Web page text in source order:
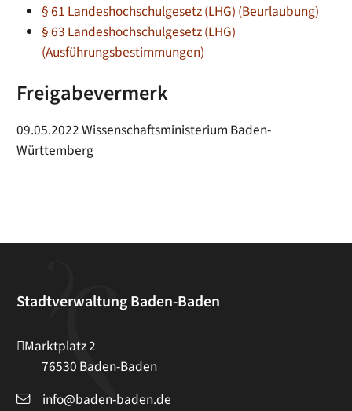
§ 61 Landeshochschulgesetz (LHG) (Beurlaubung)
§ 63 Landeshochschulgesetz (LHG)
(Ausführungsbestimmungen)
Freigabevermerk
09.05.2022 Wissenschaftsministerium Baden-
Württemberg
Stadtverwaltung Baden-Baden
Marktplatz 2
76530 Baden-Baden
info@baden-baden.de